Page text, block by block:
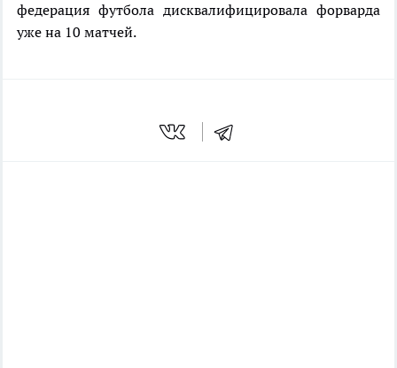
федерация футбола дисквалифицировала форварда
уже на 10 матчей.